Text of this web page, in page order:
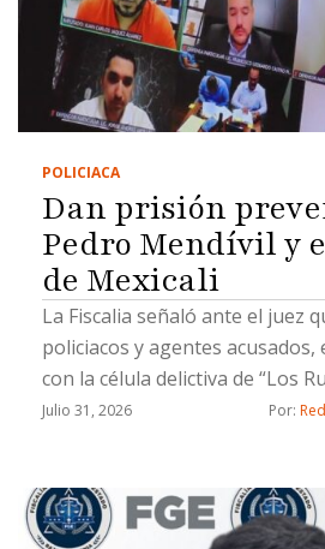
POLICIACA
Dan prisión
Pedro Mendívil y
de Mexicali
La Fiscalia señaló ante el juez
policiacos y agentes
con la célula delictiva de “Los
Julio 31, 2026 Por: